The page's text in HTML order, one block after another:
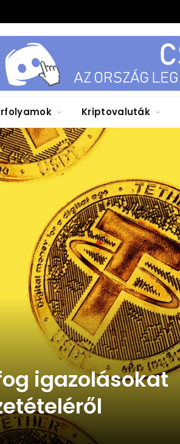
Kriptovaluták
igazolásokat